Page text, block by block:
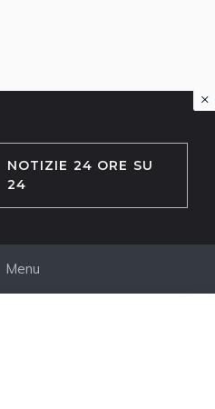
NOTIZIE 24 ORE SU
24
Menu
×